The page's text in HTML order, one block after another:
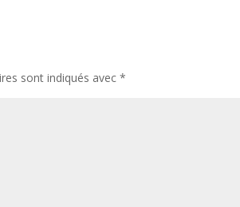
sont indiqués avec*